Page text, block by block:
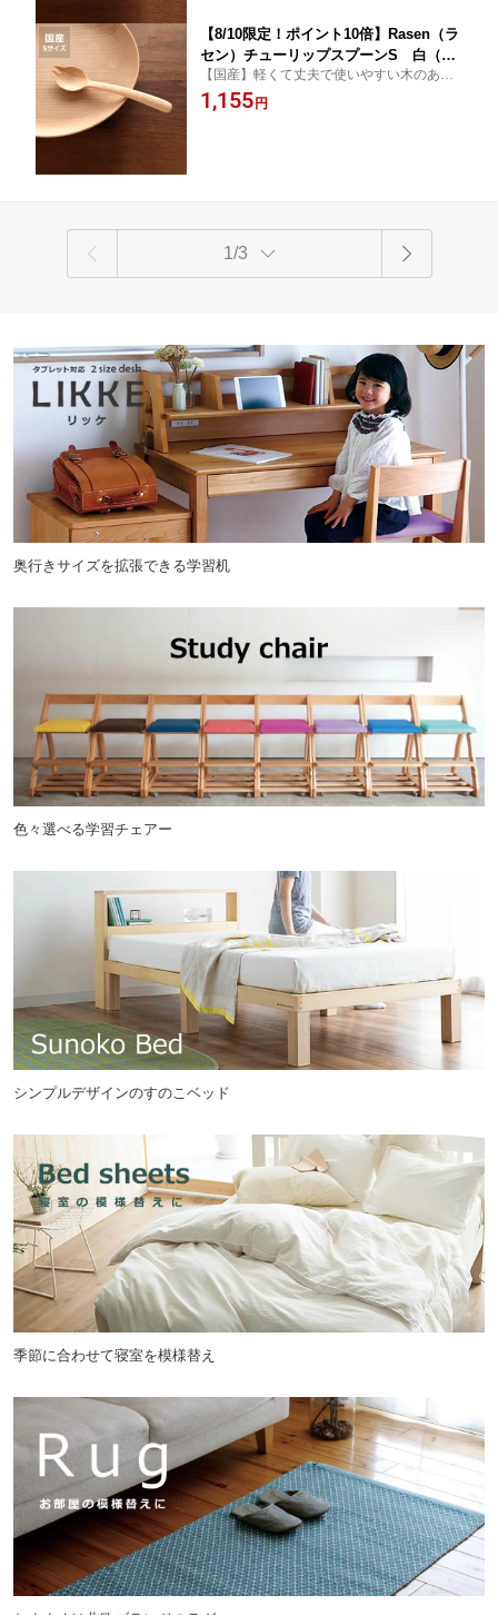
【8/10限定！ポイント10倍】Rasen（ラ
セン）チューリップスプーンS 白（1
本）※代引き・後払い不可 ベビー食器
グッズ カトラリー 木 木製 天然木 シン
【国産】軽くて丈夫で使いやすい木のあた
たかみたっぷりのカトラリー
1,155 円
1/3
奥行きサイズを拡張できる学習机
色々選べる学習チェアー
シンプルデザインのすのこベッド
季節に合わせて寝室を模様替え